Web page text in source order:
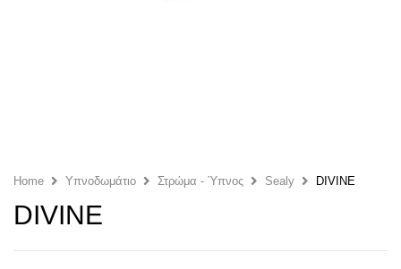
Home Υπνο­δωμάτιο Στρώμα - Ύπνος Sealy DIVINE
DIVINE